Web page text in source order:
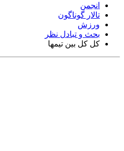
انجمن
تالار گوناگون
ورزش
بحث و تبادل نظر
کل کل بین تیمها